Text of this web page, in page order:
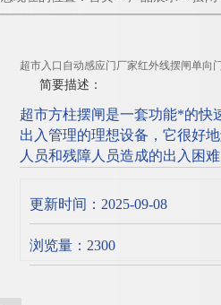
超市入口自动感应门厂家红外线摆闸单向
简要描述：
超市方柱摆闸是一套功能*的快
出入管理的理想设备，它很好
人员和残障人员造成的出入困
可扩展同一样功能。超市入口
更新时间：2025-09-08
浏览量：2300